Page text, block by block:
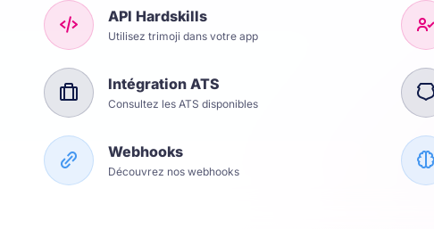
API Hardskills
Utilisez trimoji dans votre app
Intégration ATS
Consultez les ATS disponibles
Webhooks
Découvrez nos webhooks